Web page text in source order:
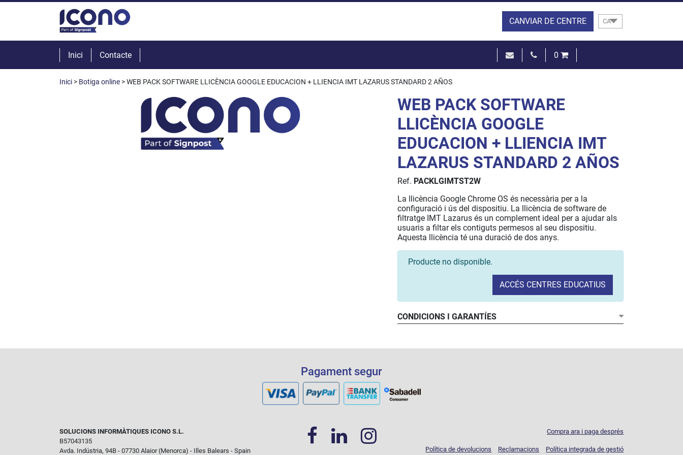
CANVIAR DE CENTRE CA
Inici Contacte
0
Inici > Botiga online > WEB PACK SOFTWARE LLICÈNCIA GOOGLE EDUCACION + LLIENCIA IMT LAZARUS STANDARD 2 AÑOS
WEB PACK SOFTWARE
LLICÈNCIA GOOGLE
EDUCACION + LLIENCIA IMT
LAZARUS STANDARD 2 AÑOS
Ref. PACKLGIMTST2W
La llicència Google Chrome OS és necessària per a la
configuració i ús del dispositiu. La llicència de software de
filtratge IMT Lazarus és un complement ideal per a ajudar als
usuaris a filtar els contiguts permesos al seu dispositiu.
Aquesta llicència té una duració de dos anys.
Producte no disponible.
ACCÉS CENTRES EDUCATIUS
CONDICIONS I GARANTÍES
Pagament segur
SOLUCIONS INFORMÀTIQUES ICONO S.L.
B57043135
Avda. Indústria, 94B - 07730 Alaior (Menorca) - Illes Balears - Spain
Compra ara i paga després
Política de devolucions Reclamacions Política integrada de gestió